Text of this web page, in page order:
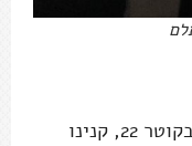
את המתכון הכנתי בתבנית קפיצית בקוטר 22, קנינו